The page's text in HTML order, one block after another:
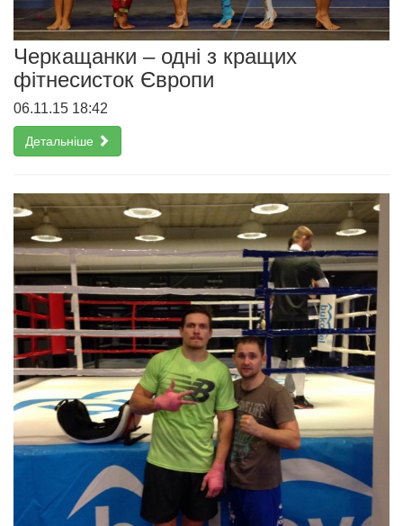
Черкащанки – одні з кращих
фітнесисток Європи
06.11.15 18:42
Детальніше